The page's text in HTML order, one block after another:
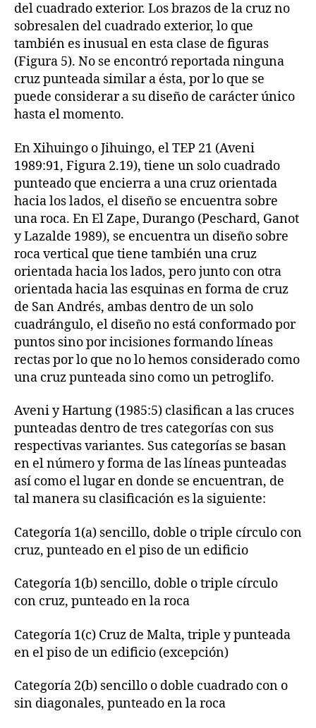
del cuadrado exterior. Los brazos de la cruz no
sobresalen del cuadrado exterior, lo que
también es inusual en esta clase de figuras
(Figura 5). No se encontró reportada ninguna
cruz punteada similar a ésta, por lo que se
puede considerar a su diseño de carácter único
hasta el momento.
En Xihuingo o Jihuingo, el TEP 21 (Aveni
1989:91, Figura 2.19), tiene un solo cuadrado
punteado que encierra a una cruz orientada
hacia los lados, el diseño se encuentra sobre
una roca. En El Zape, Durango (Peschard, Ganot
y Lazalde 1989), se encuentra un diseño sobre
roca vertical que tiene también una cruz
orientada hacia los lados, pero junto con otra
orientada hacia las esquinas en forma de cruz
de San Andrés, ambas dentro de un solo
cuadrángulo, el diseño no está conformado por
puntos sino por incisiones formando líneas
rectas por lo que no lo hemos considerado como
una cruz punteada sino como un petroglifo.
Aveni y Hartung (1985:5) clasifican a las cruces
punteadas dentro de tres categorías con sus
respectivas variantes. Sus categorías se basan
en el número y forma de las líneas punteadas
así como el lugar en donde se encuentran, de
tal manera su clasificación es la siguiente:
Categoría 1(a) sencillo, doble o triple círculo con
cruz, punteado en el piso de un edificio
Categoría 1(b) sencillo, doble o triple círculo
con cruz, punteado en la roca
Categoría 1(c) Cruz de Malta, triple y punteada
en el piso de un edificio (excepción)
Categoría 2(b) sencillo o doble cuadrado con o
sin diagonales, punteado en la roca